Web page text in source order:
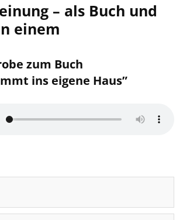
– als Buch und
einem
zum Buch
ins eigene Haus”